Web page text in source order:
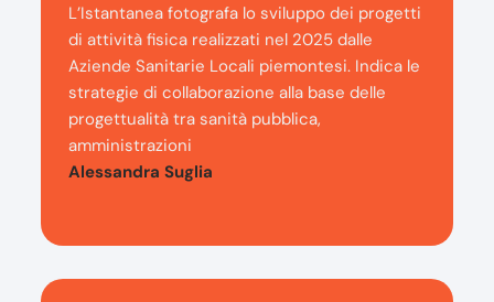
L’Istantanea fotografa lo sviluppo dei progetti
di attività fisica realizzati nel 2025 dalle
Aziende Sanitarie Locali piemontesi. Indica le
strategie di collaborazione alla base delle
progettualità tra sanità pubblica,
amministrazioni
Alessandra Suglia